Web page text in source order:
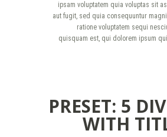
ipsam voluptatem quia voluptas sit
aut fugit, sed quia consequuntur
ratione voluptatem sequi
quisquam est, qui dolorem ipsum
PRESET: 5
WITH